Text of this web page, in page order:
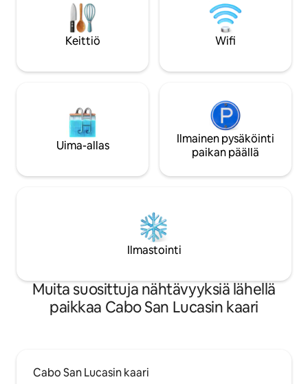
Kävelymatka Cabon kahdelle parhaalle
rannalle ja The Cape and Thompson
Hotel -hotellin viereen. Muistathan, että
tämä on vuokrahuoneisto, ei hotelli, ja
Keittiö Wifi
Uima-allas
Ilmainen pysäköinti
paikan päällä
Ilmastointi
Muita suosittuja nähtävyyksiä lähellä
paikkaa Cabo San Lucasin kaari
Cabo San Lucasin kaari